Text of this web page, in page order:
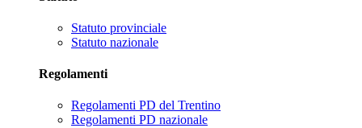
Statuto provinciale
Statuto nazionale
Regolamenti
Regolamenti PD del Trentino
Regolamenti PD nazionale